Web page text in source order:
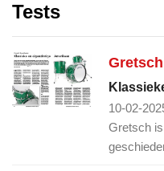
Tests
10-02-
Gretsch